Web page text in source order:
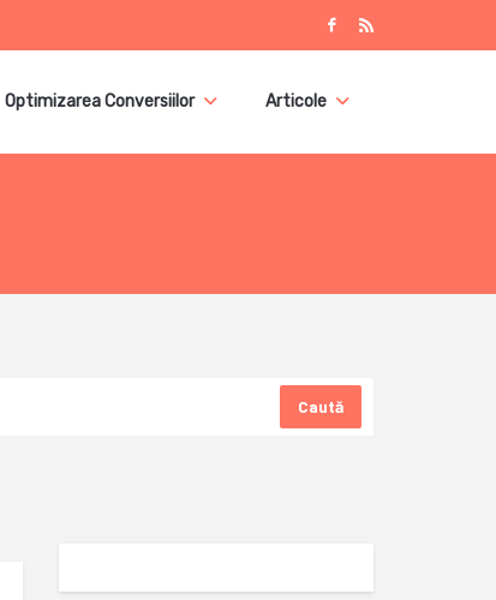
Optimizarea Conversiilor Articole
Caută